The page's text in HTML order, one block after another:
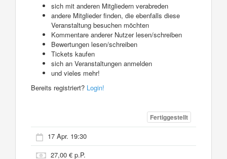
sich mit anderen Mitgliedern verabreden
andere Mitglieder finden, die ebenfalls diese
Veranstaltung besuchen möchten
Kommentare anderer Nutzer lesen/schreiben
Bewertungen lesen/schreiben
Tickets kaufen
sich an Veranstaltungen anmelden
und vieles mehr!
Bereits registriert? Login!
Fertiggestellt
17 Apr. 19:30
27,00 € p.P.